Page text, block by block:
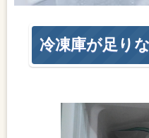
冷凍庫が足り